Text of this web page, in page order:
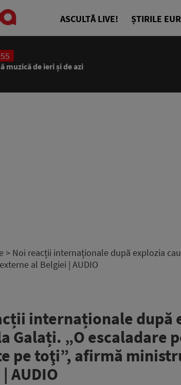
ASCULTĂ LIVE! ȘTIRILE
muzică de ieri și de azi
> Noi reacții internaționale după explozia
al Belgiei | AUDIO
internaționale după
Galați. „O escaladare
pe toţi”, afirmă
AUDIO